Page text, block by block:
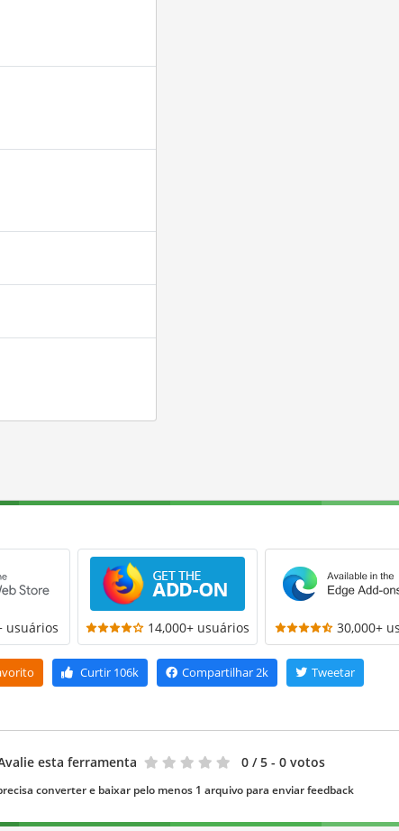
usuários 14,000+ usuários 30,000+
Curtir106k Compartilhar2k Tweetar
esta ferramenta 0 / 5 - 0 votos
converter e baixar pelo menos 1 arquivo para enviar feedback